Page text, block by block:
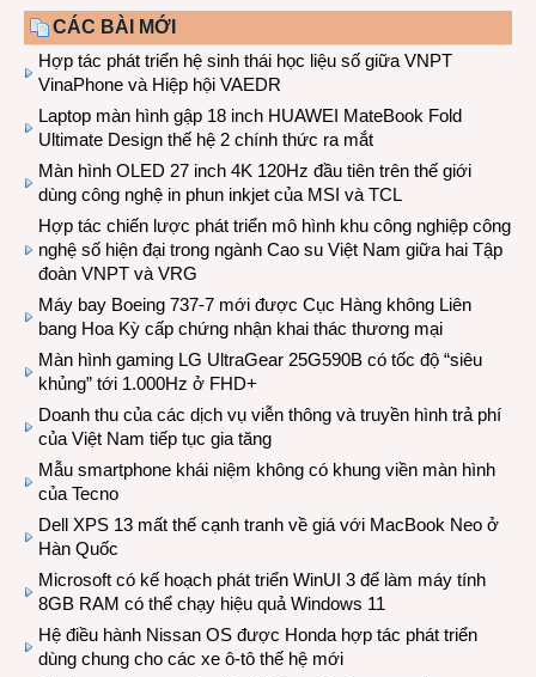
CÁC BÀI MỚI
Hợp tác phát triển hệ sinh thái học liệu số giữa VNPT
VinaPhone và Hiệp hội VAEDR
Laptop màn hình gập 18 inch HUAWEI MateBook Fold
Ultimate Design thế hệ 2 chính thức ra mắt
Màn hình OLED 27 inch 4K 120Hz đầu tiên trên thế giới
dùng công nghệ in phun inkjet của MSI và TCL
Hợp tác chiến lược phát triển mô hình khu công nghiệp công
nghệ số hiện đại trong ngành Cao su Việt Nam giữa hai Tập
đoàn VNPT và VRG
Máy bay Boeing 737-7 mới được Cục Hàng không Liên
bang Hoa Kỳ cấp chứng nhận khai thác thương mại
Màn hình gaming LG UltraGear 25G590B có tốc độ “siêu
khủng” tới 1.000Hz ở FHD+
Doanh thu của các dịch vụ viễn thông và truyền hình trả phí
của Việt Nam tiếp tục gia tăng
Mẫu smartphone khái niệm không có khung viền màn hình
của Tecno
Dell XPS 13 mất thế cạnh tranh về giá với MacBook Neo ở
Hàn Quốc
Microsoft có kế hoạch phát triển WinUI 3 để làm máy tính
8GB RAM có thể chạy hiệu quả Windows 11
Hệ điều hành Nissan OS được Honda hợp tác phát triển
dùng chung cho các xe ô-tô thế hệ mới